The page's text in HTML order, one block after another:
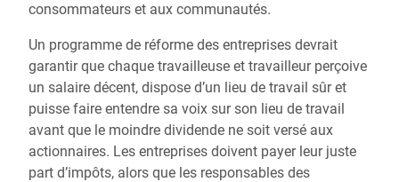
consommateurs et aux communautés.
Un programme de réforme des entreprises devrait
garantir que chaque travailleuse et travailleur perçoive
un salaire décent, dispose d’un lieu de travail sûr et
puisse faire entendre sa voix sur son lieu de travail
avant que le moindre dividende ne soit versé aux
actionnaires. Les entreprises doivent payer leur juste
part d’impôts, alors que les responsables des